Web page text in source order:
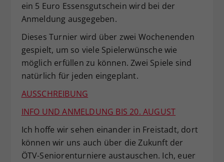
ein 5 Euro Essensgutschein wird bei der
Anmeldung ausgegeben.
Dieses Turnier wird über zwei Wochenenden
gespielt, um so viele Spielerwünsche wie
möglich erfüllen zu können. Zwei Spiele sind
natürlich für jeden eingeplant.
AUSSCHREIBUNG
INFO UND ANMELDUNG BIS 20. AUGUST
Ich hoffe wir sehen einander in Freistadt, dort
können wir uns auch über die Zukunft der
ÖTV-Seniorenturniere austauschen. Ich, euer